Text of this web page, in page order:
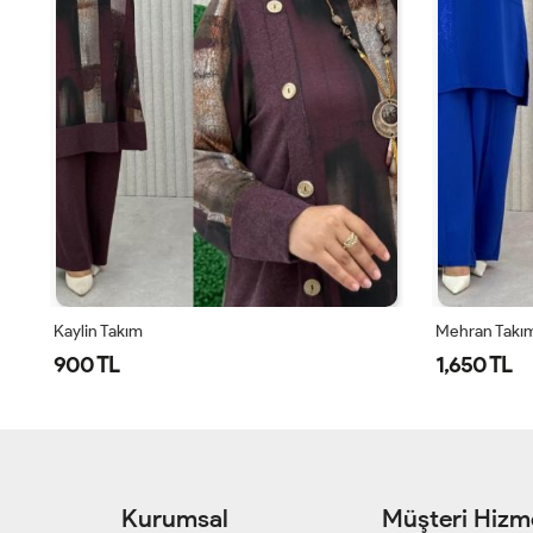
Kaylin Takım
900 TL
Mehran
1,650 TL
Kurumsal Müşteri